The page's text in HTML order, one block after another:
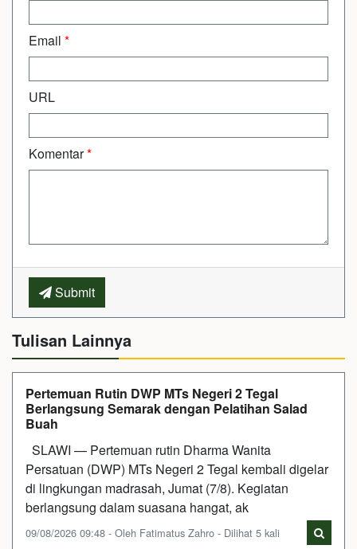
Email *
URL
Komentar*
Submit
Tulisan Lainnya
Pertemuan Rutin DWP MTs Negeri 2 Tegal
Berlangsung Semarak dengan Pelatihan Salad
Buah
SLAWI — Pertemuan rutin Dharma Wanita
Persatuan (DWP) MTs Negeri 2 Tegal kembali digelar
di lingkungan madrasah, Jumat (7/8). Kegiatan
berlangsung dalam suasana hangat, ak
09/08/2026 09:48 - Oleh Fatimatus Zahro - Dilihat 5 kali